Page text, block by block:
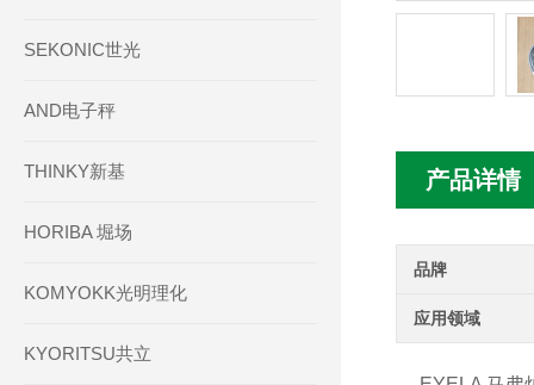
产品详情
品牌
应用领域
SEKONIC世光
AND电子秤
THINKY新基
HORIBA 堀场
KOMYOKK光明理化
KYORITSU共立